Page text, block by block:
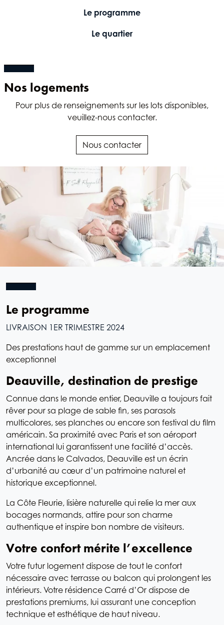
Le programme
Le quartier
Nos logements
Pour plus de renseignements sur les lots disponibles,
veuillez-nous contacter.
Nous contacter
Le programme
LIVRAISON 1ER TRIMESTRE 2024
Des prestations haut de gamme sur un emplacement
exceptionnel
Deauville, destination de prestige
Connue dans le monde entier, Deauville a toujours fait
rêver pour sa plage de sable fin, ses parasols
multicolores, ses planches ou encore son festival du film
américain. Sa proximité avec Paris et son aéroport
international lui garantissent une facilité d’accès.
Ancrée dans le Calvados, Deauville est un écrin
d’urbanité au cœur d’un patrimoine naturel et
historique exceptionnel.
La Côte Fleurie, lisière naturelle qui relie la mer aux
bocages normands, attire pour son charme
authentique et inspire bon nombre de visiteurs.
Votre confort mérite l’excellence
Votre futur logement dispose de tout le confort
nécessaire avec terrasse ou balcon qui prolongent les
intérieurs. Votre résidence Carré d’Or dispose de
prestations premiums, lui assurant une conception
technique et esthétique de haut niveau.